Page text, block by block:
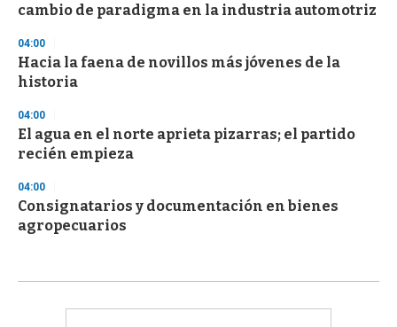
cambio de paradigma en la industria automotriz
04:00
Hacia la faena de novillos más jóvenes de la
historia
04:00
El agua en el norte aprieta pizarras; el partido
recién empieza
04:00
Consignatarios y documentación en bienes
agropecuarios